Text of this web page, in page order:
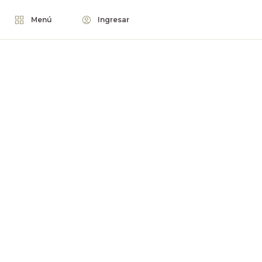
Menú Ingresar